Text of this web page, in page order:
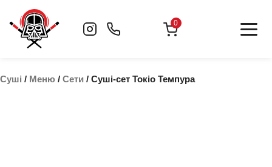
content
0
Суші / Меню / Сети / Суші-сет Токіо Темпура